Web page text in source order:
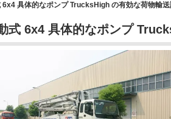
6x4 具体的なポンプ TrucksHigh の有効な荷物輸
式 6x4 具体的なポンプ